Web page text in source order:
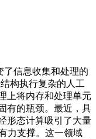
了信息收集和处理的
构执行复杂的人工
上将内存和处理单元
有的瓶颈。最近，具
形态计算吸引了大量
力支撑。这一领域